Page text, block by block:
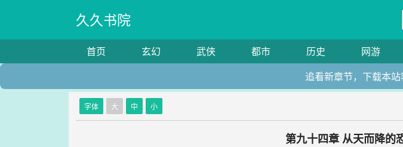
久久书院
首页 玄幻 武侠 都市 历史 网游
追看新章节，下载本
字体 大 中 小
第九十四章 从天而降的